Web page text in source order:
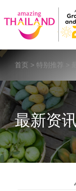
首页 > 特别推荐 >
最新资